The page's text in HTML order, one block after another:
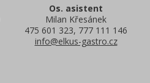
Os. asistent
Milan Křesánek
475 601 323, 777 111 146
info@elkus-gastro.cz